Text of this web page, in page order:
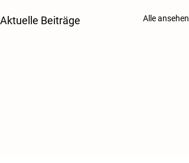
Aktuelle Beiträge Alle ansehen